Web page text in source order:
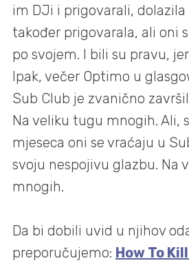
im DJi i prigovarali,
također prigovarala, ali oni
po svojem. I bili su pravu,
Ipak, večer Optimo u
Sub Club je zvanično
Na veliku tugu mnogih. Ali,
mjeseca oni se vraćaju u
svoju nespojivu glazbu. Na
mnogih.
Da bi dobili uvid u njihov
preporučujemo: How To